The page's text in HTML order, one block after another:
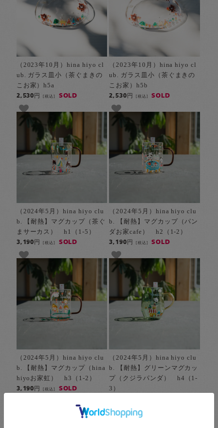
（2023年10月）hina hiyo cl
ub. ガラス皿小（茶ぐまきの
こお家）h5a
2,530円[税込] SOLD
（2023年10月）hina hiyo cl
ub. ガラス皿小（茶ぐまきの
こお家）h5b
2,530円 [税込] SOLD
（2024年5月）hina hiyo clu
b. 【耐熱】マグカップ（茶ぐ
まサーカス） h1（1-5）
3,190円[税込] SOLD
（2024年5月）hina hiyo clu
b. 【耐熱】マグカップ（パン
ダお家cafe） h2（1-2）
3,190円 [税込] SOLD
（2024年5月）hina hiyo clu
b. 【耐熱】マグカップ（hina
hiyoお家虹） h3（1-2）
3,190円[税込] SOLD
（2024年5月）hina hiyo clu
b. 【耐熱】グリーンマグカッ
プ（クジラパンダ） h4（1-
3）